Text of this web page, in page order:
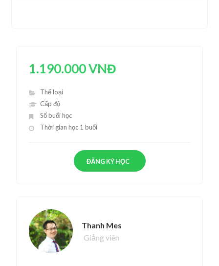
1.190.000 VNĐ
Thể loại
Cấp độ
Số buổi học
Thời gian học 1 buổi
ĐĂNG KÝ HỌC
Thanh Mes
Giảng viên